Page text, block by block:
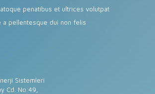
penatibus et ultrices volutpat
a pellentesque dui non felis
Sistemleri
Cd. No:49,